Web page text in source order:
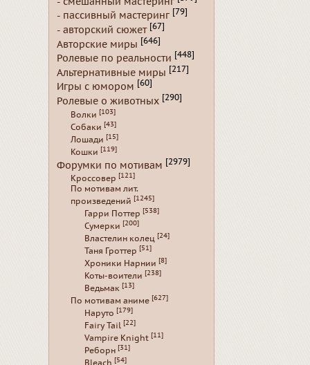
- пассивный мастеринг [79]
- авторский сюжет [67]
Авторские миры [646]
Ролевые по реальности [448]
Альтернативные миры [217]
Игры с юмором [60]
Ролевые о животных [290]
Волки [103]
Собаки [43]
Лошади [15]
Кошки [119]
Форумки по мотивам [2979]
Кроссовер [121]
По мотивам лит.
произведений [1245]
Гарри Поттер [538]
Сумерки [200]
Властелин колец [24]
Таня Гроттер [51]
Хроники Нарнии [8]
Коты-воители [238]
Ведьмак [13]
По мотивам аниме [627]
Наруто [179]
Fairy Tail [22]
Vampire Knight [11]
Реборн [31]
[54]